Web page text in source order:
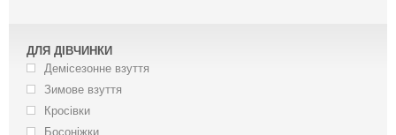
ДЛЯ ДІВЧИНКИ
Демісезонне взуття
Зимове взуття
Кросівки
Босоніжки